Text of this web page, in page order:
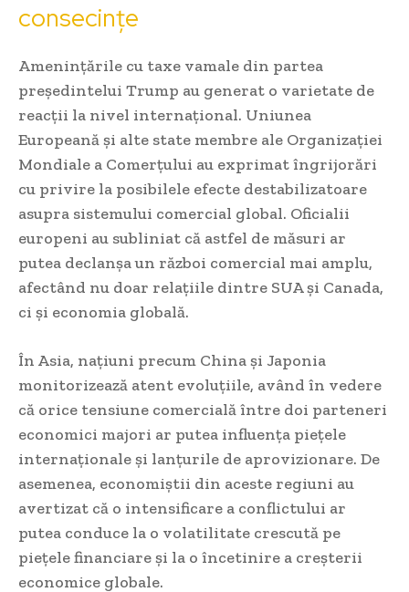
consecințe
Amenințările cu taxe vamale din partea
președintelui Trump au generat o varietate de
reacții la nivel internațional. Uniunea
Europeană și alte state membre ale Organizației
Mondiale a Comerțului au exprimat îngrijorări
cu privire la posibilele efecte destabilizatoare
asupra sistemului comercial global. Oficialii
europeni au subliniat că astfel de măsuri ar
putea declanșa un război comercial mai amplu,
afectând nu doar relațiile dintre SUA și Canada,
ci și economia globală.
În Asia, națiuni precum China și Japonia
monitorizează atent evoluțiile, având în vedere
că orice tensiune comercială între doi parteneri
economici majori ar putea influența piețele
internaționale și lanțurile de aprovizionare. De
asemenea, economiștii din aceste regiuni au
avertizat că o intensificare a conflictului ar
putea conduce la o volatilitate crescută pe
piețele financiare și la o încetinire a creșterii
economice globale.